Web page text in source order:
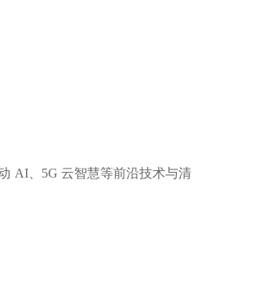
AI、5G 云智慧等前沿技术与清